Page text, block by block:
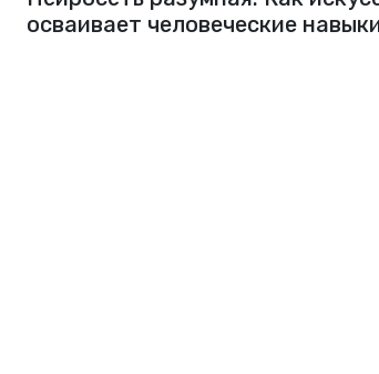
осваивает человеческие